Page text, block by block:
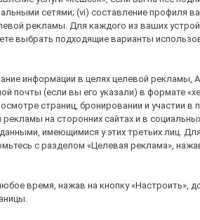
сетями; (vi) составление профиля
рекламы. Для каждого из ваших
выбрать подходящие варианты
информации в целях целевой рекламы,
почты (если вы его указали) в формате
страниц, бронировании и участии в
на сторонних сайтах и в
имеющимися у этих третьих лиц.
с разделом «Целевая реклама»,
время, нажав на кнопку «Настроить»,